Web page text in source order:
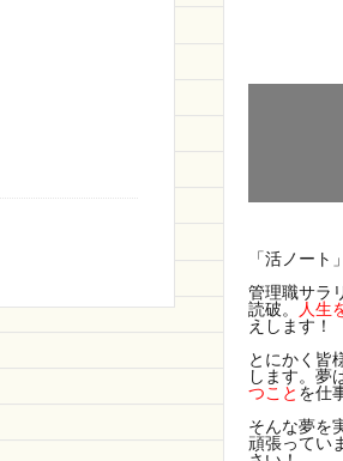
「活ノート
管理職サラ
読破。
人生
えします！
とにかく皆
します。夢
つこと を仕
そんな夢を
頑張ってい